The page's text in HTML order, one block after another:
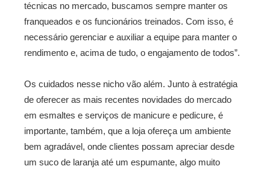
técnicas no mercado, buscamos sempre manter os
franqueados e os funcionários treinados. Com isso, é
necessário gerenciar e auxiliar a equipe para manter o
rendimento e, acima de tudo, o engajamento de todos”.
Os cuidados nesse nicho vão além. Junto à estratégia
de oferecer as mais recentes novidades do mercado
em esmaltes e serviços de manicure e pedicure, é
importante, também, que a loja ofereça um ambiente
bem agradável, onde clientes possam apreciar desde
um suco de laranja até um espumante, algo muito